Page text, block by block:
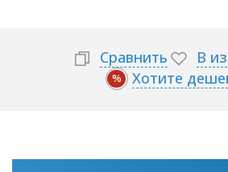
Сравнить В
% Хотите